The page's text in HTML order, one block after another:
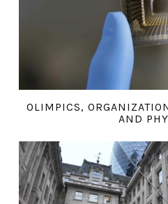
OLIMPICS,
AND